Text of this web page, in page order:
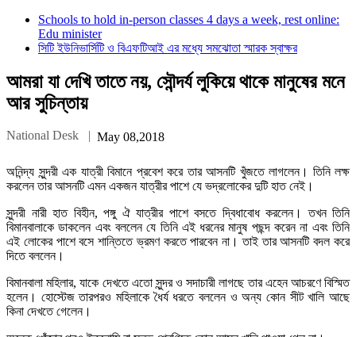
Schools to hold in-person classes 4 days a week, rest online:
Edu minister
সিটি ইউনিভার্সিটি ও বিএফটিআই এর মধ্যে সমঝোতা স্মারক স্বাক্ষর
আমরা যা দেখি তাতে নয়, সৌন্দর্য লুকিয়ে থাকে মানুষের মনে
আর সুচিন্তায়
National Desk | May 08,2018
অনিন্দ্য সুন্দরী এক যাত্রী বিমানে প্রবেশ করে তার আসনটি খুঁজতে লাগলেন। তিনি লক্ষ
করলেন তার আসনটি এমন একজন যাত্রীর পাশে যে ভদ্রলোকের দুটি হাত নেই।
সুন্দরী নারী হাত বিহীন, পঙ্গু ঐ যাত্রীর পাশে বসতে দ্বিধাবোধ করলেন। তখন তিনি
বিমানবালাকে ডাকলেন এবং বললেন যে তিনি এই ধরনের মানুষ পছন্দ করেন না এবং তিনি
এই লোকের পাশে বসে শান্তিতে ভ্রমণ করতে পারবেন না। তাই তার আসনটি বদল করে
দিতে বললেন।
বিমানবালা মহিলার, যাকে দেখতে এতো সুন্দর ও সদাচারী লাগছে তার এহেন আচরণে বিস্মিত
হলেন। হোস্টেজ তারপরও মহিলাকে ধৈর্য ধরতে বললেন ও অন্য কোন সীট খালি আছে
কিনা দেখতে গেলেন।